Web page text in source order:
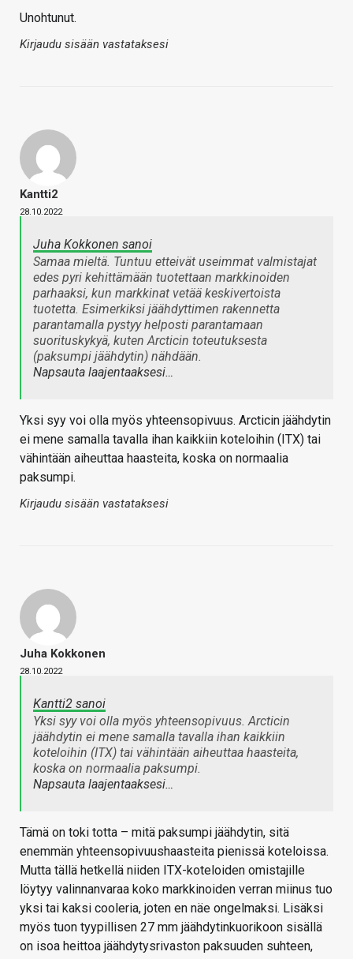
Unohtunut.
Kirjaudu sisään vastataksesi
Kantti2
28.10.2022
Juha Kokkonen sanoi
Samaa mieltä. Tuntuu etteivät useimmat valmistajat
edes pyri kehittämään tuotettaan markkinoiden
parhaaksi, kun markkinat vetää keskivertoista
tuotetta. Esimerkiksi jäähdyttimen rakennetta
parantamalla pystyy helposti parantamaan
suorituskykyä, kuten Arcticin toteutuksesta
(paksumpi jäähdytin) nähdään.
Napsauta laajentaaksesi…
Yksi syy voi olla myös yhteensopivuus. Arcticin jäähdytin
ei mene samalla tavalla ihan kaikkiin koteloihin (ITX) tai
vähintään aiheuttaa haasteita, koska on normaalia
paksumpi.
Kirjaudu sisään vastataksesi
Juha Kokkonen
28.10.2022
Kantti2 sanoi
Yksi syy voi olla myös yhteensopivuus. Arcticin
jäähdytin ei mene samalla tavalla ihan kaikkiin
koteloihin (ITX) tai vähintään aiheuttaa haasteita,
koska on normaalia paksumpi.
Napsauta laajentaaksesi…
Tämä on toki totta – mitä paksumpi jäähdytin, sitä
enemmän yhteensopivuushaasteita pienissä koteloissa.
Mutta tällä hetkellä niiden ITX-koteloiden omistajille
löytyy valinnanvaraa koko markkinoiden verran miinus tuo
yksi tai kaksi cooleria, joten en näe ongelmaksi. Lisäksi
myös tuon tyypillisen 27 mm jäähdytinkuorikoon sisällä
on isoa heittoa jäähdytysrivaston paksuuden suhteen,